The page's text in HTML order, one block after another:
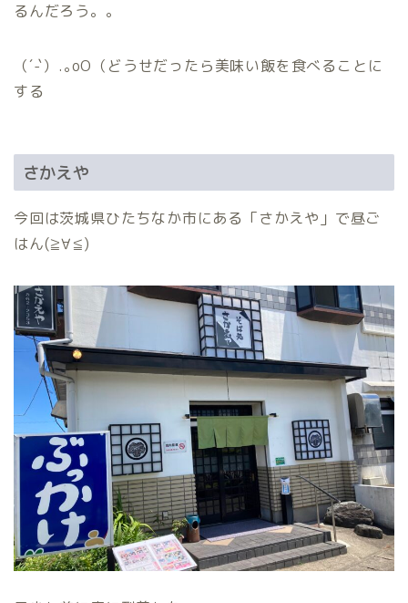
るんだろう。。
（´-`）.｡oO（どうせだったら美味い飯を食べることに
する
さかえや
今回は茨城県ひたちなか市にある「さかえや」で昼ご
はん(≧∀≦)